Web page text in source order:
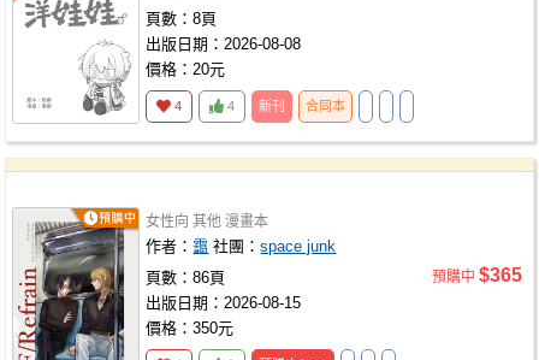
頁數：8頁
出版日期：2026-08-08
價格：20元
4 4 新刊 合同本
女性向 其他 漫畫本
作者：靄 社團：space junk
頁數：86頁
出版日期：2026-08-15
價格：350元
預購中 $365